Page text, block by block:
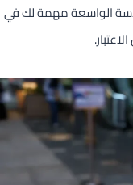
الواسعة مهمة لك في